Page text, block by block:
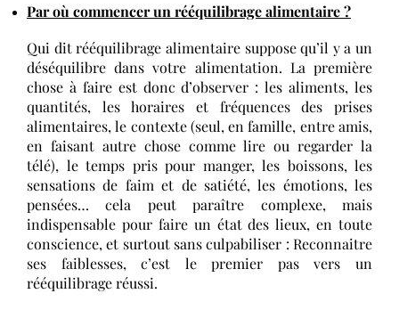
Par où commencer un rééquilibrage alimentaire ?
Qui ditrééquilibrage alimentaire suppose qu’il y a un
déséquilibre dans votre alimentation. La première
chose à faire est donc d’observer : les aliments, les
quantités, les horaires et fréquences des prises
alimentaires, le contexte (seul, en famille, entreamis,
en faisant autre chose comme lire ouregarder la
télé), le temps pris pour manger, les boissons, les
sensations de faim et de satiété, les émotions, les
pensées… cela peut paraître complexe, mais
indispensable pour faire un état des lieux, en toute
conscience, et surtout sans culpabiliser : Reconnaitre
ses faiblesses, c’est le premier pas vers un
rééquilibrage réussi.